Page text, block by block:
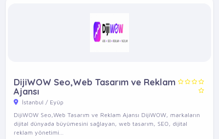
DijiWOW Seo,Web Tasarım ve Reklam
Ajansı
İstanbul / Eyüp
DijiWOW Seo,Web Tasarım ve Reklam Ajansı DijiWOW, markaların
dijital dünyada büyümesini sağlayan, web tasarım, SEO, dijital
reklam yönetimi...